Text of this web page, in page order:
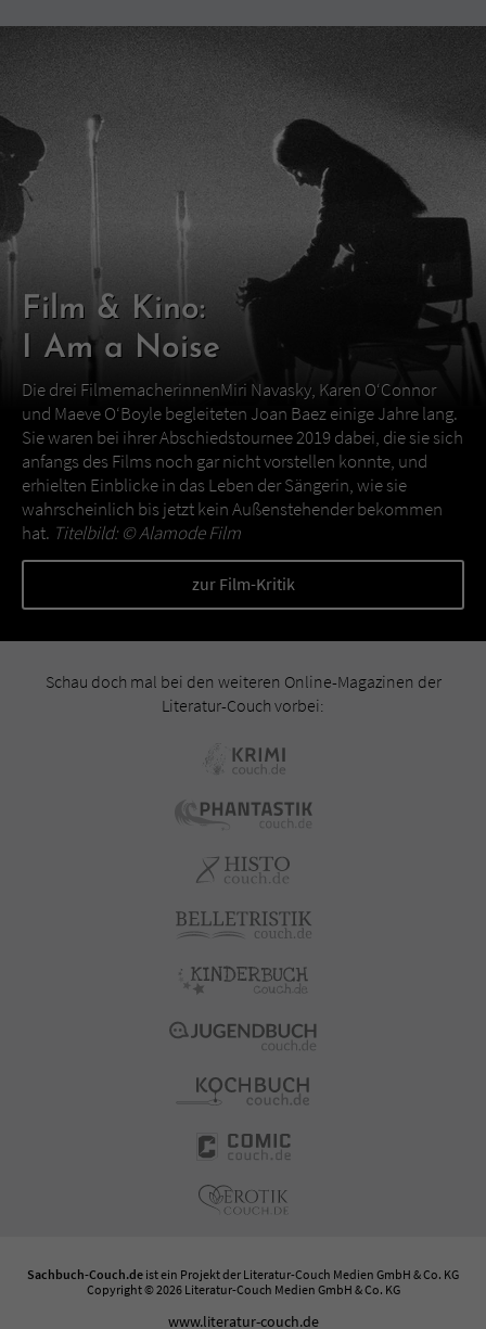
Film & Kino:
I Am a Noise
Die drei FilmemacherinnenMiri Navasky, Karen O‘Connor
und Maeve O‘Boyle begleiteten Joan Baez einige Jahre lang.
Sie waren bei ihrer Abschiedstournee 2019 dabei, die sie sich
anfangs des Films noch gar nicht vorstellen konnte, und
erhielten Einblicke in das Leben der Sängerin, wie sie
wahrscheinlich bis jetzt kein Außenstehender bekommen
hat. Titelbild: ©Alamode Film
zur Film-Kritik
Schau doch mal bei den weiteren Online-Magazinen der
Literatur-Couch vorbei:
Sachbuch-Couch.de ist ein Projekt der Literatur-Couch Medien GmbH & Co. KG
Copyright © 2026 Literatur-Couch Medien GmbH & Co. KG
www.literatur-couch.de